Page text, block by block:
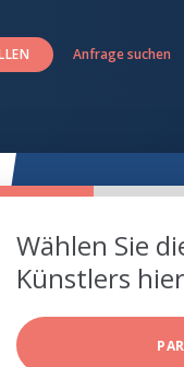
Anfrage suchen
Wählen Sie
Künstlers hier